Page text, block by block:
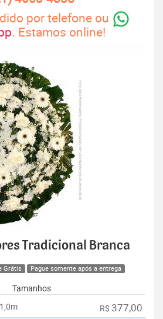
por telefone ou
. Estamos online!
Tradicional Branca
Grátis Pague somente após a entrega
Tamanhos
R$ 377,00